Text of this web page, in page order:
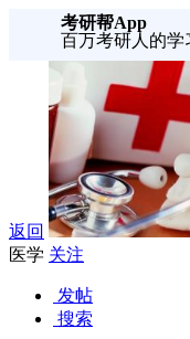
考研帮App
百万考研人的学
返回
医学 关注
发帖
搜索